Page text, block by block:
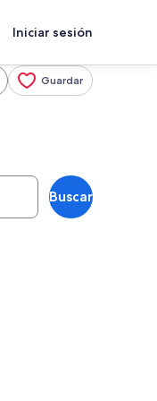
Iniciar sesión
Guardar
Buscar